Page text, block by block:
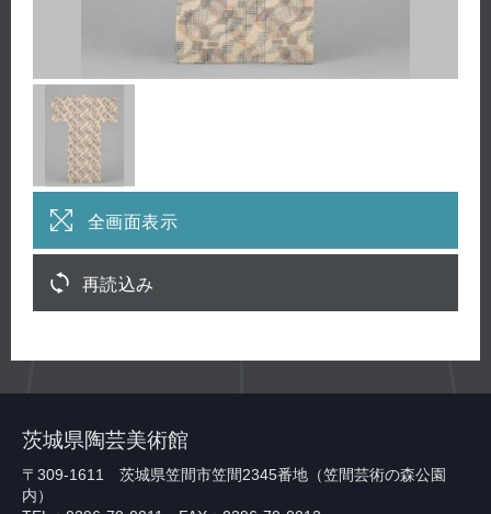
全画面表示
再読込み
茨城県陶芸美術館
〒309-1611 茨城県笠間市笠間2345番地（笠間芸術の森公園
内）